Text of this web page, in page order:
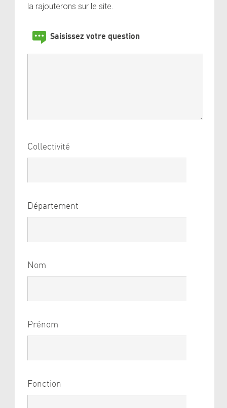
la rajouterons sur le site.
Saisissez votre question
Collectivité
Département
Nom
Prénom
Fonction